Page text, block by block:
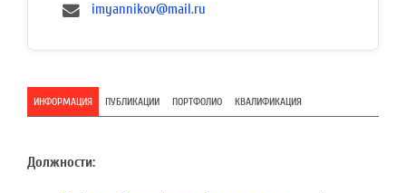
imyannikov@mail.ru
ИНФОРМАЦИЯ ПУБЛИКАЦИИ ПОРТФОЛИО КВАЛИФИКАЦИЯ
Должности: